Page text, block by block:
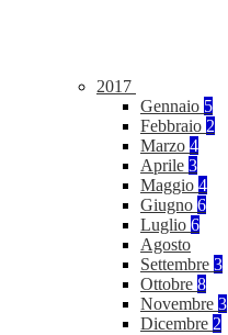
2017
Gennaio 5
Febbraio 2
Marzo 4
Aprile 3
Maggio 4
Giugno 6
Luglio 6
Agosto
Settembre 3
Ottobre 8
Novembre 3
Dicembre 2